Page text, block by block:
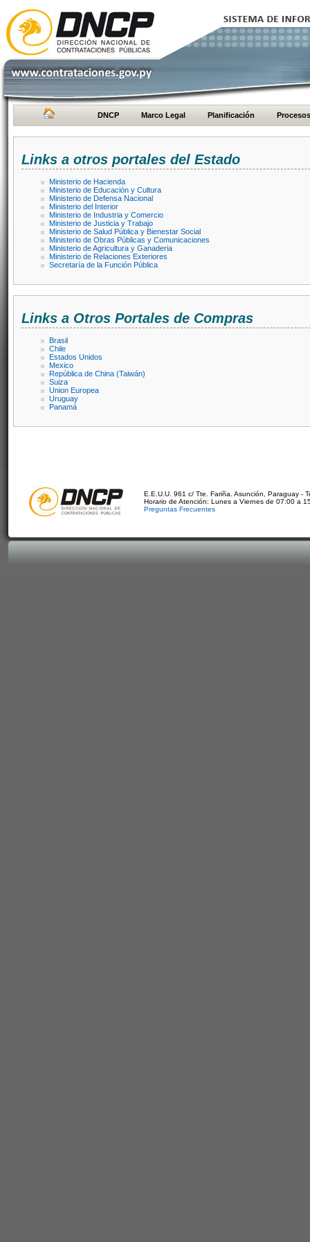
DNCP Marco Legal Planificación Procesos
Links a otros portales del Estado
Ministerio de Hacienda
Ministerio de Educación y Cultura
Ministerio de Defensa Nacional
Ministerio del Interior
Ministerio de Industria y Comercio
Ministerio de Justicia y Trabajo
Ministerio de Salud Pública y Bienestar Social
Ministerio de Obras Públicas y Comunicaciones
Ministerio de Agricultura y Ganaderia
Ministerio de Relaciones Exteriores
Secretaría de la Función Pública
Links a Otros Portales de Compras
Brasil
Chile
Estados Unidos
Mexico
República de China (Taiwán)
Suiza
Union Europea
Uruguay
Panamá
E.E.U.U. 961 c/ Tte. Fariña. Asunción, Paraguay -
Horario de Atención: Lunes a Viernes de 07:00 a
Preguntas Frecuentes